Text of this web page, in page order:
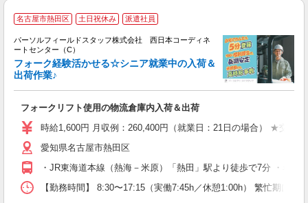
名古屋市熱田区 土日祝休み 派遣社員
パーソルフィールドスタッフ株式会社 西日本コーディネ
ートセンター（C）
フォーク経験活かせる☆シニア就業中の入荷＆
出荷作業♪
フォークリフト使用の物流倉庫内入荷＆出荷
時給1,600円 月収例：260,400円（就業日：21日の場合） ★交通費
愛知県名古屋市熱田区
・JR東海道本線（熱海－米原）「熱田」駅より徒歩で7分 ・名
【勤務時間】 8:30〜17:15（実働7:45h／休憩1:00h） 繁忙期は